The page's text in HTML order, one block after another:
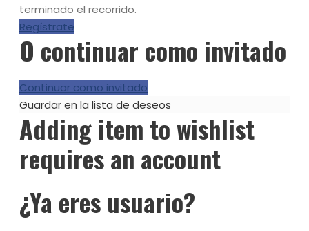
terminado el recorrido.
Regístrate
O continuar como invitado
Continuar como invitado
Guardar en la lista de deseos
Adding item to wishlist
requires an account
¿Ya eres usuario?